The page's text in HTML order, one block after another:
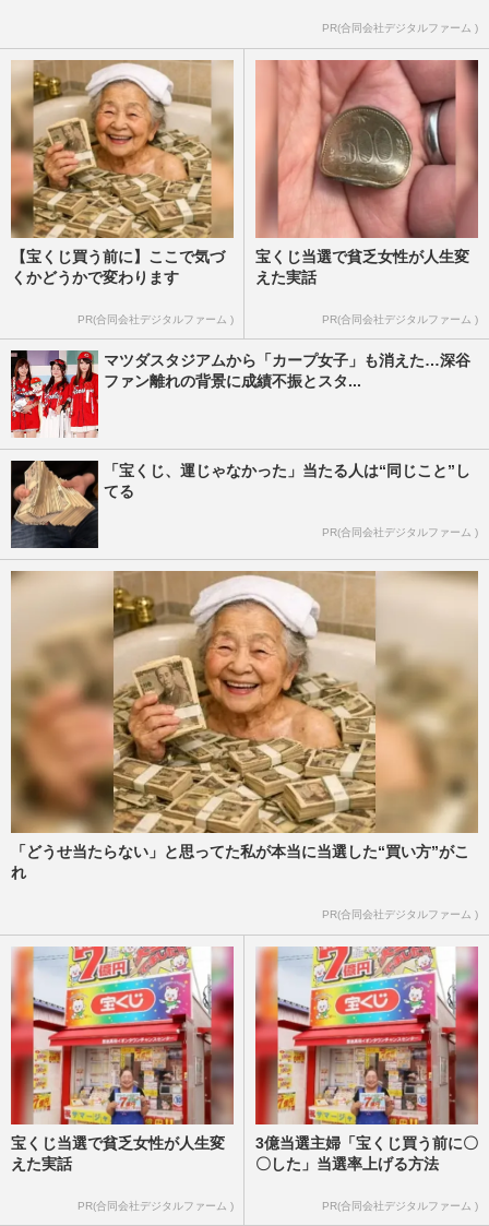
PR(合同会社デジタルファーム )
【宝くじ買う前に】ここで気づ
くかどうかで変わります
PR(合同会社デジタルファーム )
宝くじ当選で貧乏女性が人生変
えた実話
PR(合同会社デジタルファーム )
マツダスタジアムから「カープ女子」も消えた…深谷
ファン離れの背景に成績不振とスタ...
「宝くじ、運じゃなかった」当たる人は“同じこと”し
てる
PR(合同会社デジタルファーム )
「どうせ当たらない」と思ってた私が本当に当選した“買い方”がこ
れ
PR(合同会社デジタルファーム )
宝くじ当選で貧乏女性が人生変
えた実話
PR(合同会社デジタルファーム )
3億当選主婦「宝くじ買う前に〇
〇した」当選率上げる方法
PR(合同会社デジタルファーム )